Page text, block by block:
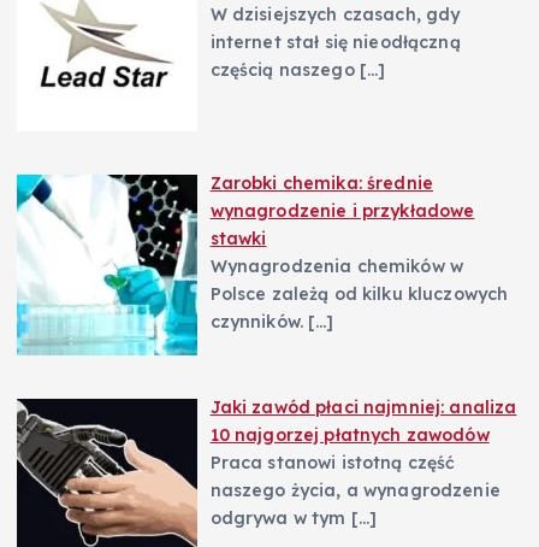
W dzisiejszych czasach, gdy
internet stał się nieodłączną
częścią naszego […]
Zarobki chemika: średnie
wynagrodzenie i przykładowe
stawki
Wynagrodzenia chemików w
Polsce zależą od kilku kluczowych
czynników. […]
Jaki zawód płaci najmniej: analiza
10 najgorzej płatnych zawodów
Praca stanowi istotną część
naszego życia, a wynagrodzenie
odgrywa w tym […]